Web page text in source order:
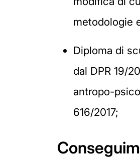
metodologie
Diploma di
dal DPR 19/
antropo-
616/2017;